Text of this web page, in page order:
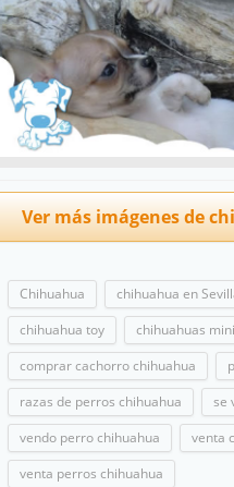
Ver más imágenes de
Chihuahua chihuahua en
chihuahua toy
chihuahuas
comprar cachorro chihuahua
razas de perros chihuahua
se
vendo perro chihuahua
venta
venta perros chihuahua